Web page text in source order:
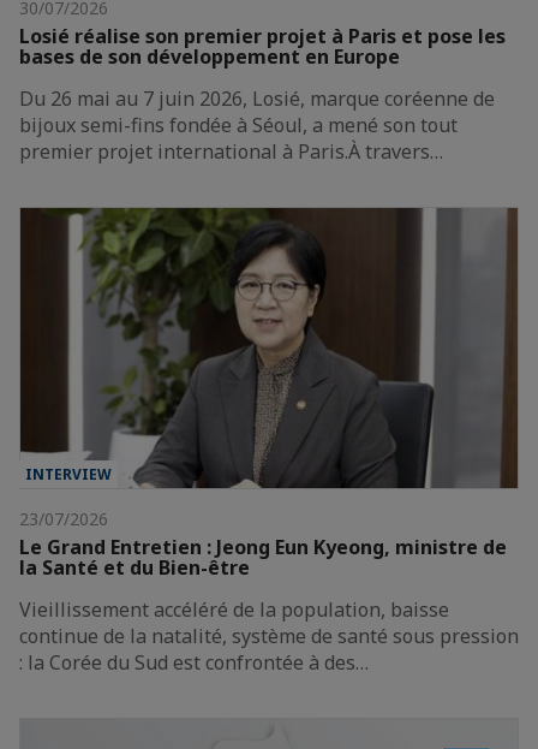
30/07/2026
Losié réalise son premier projet à Paris et pose les
bases de son développement en Europe
Du 26 mai au 7 juin 2026, Losié, marque coréenne de
bijoux semi-fins fondée à Séoul, a mené son tout
premier projet international à Paris.À travers…
INTERVIEW
23/07/2026
Le Grand Entretien : Jeong Eun Kyeong, ministre de
la Santé et du Bien-être
Vieillissement accéléré de la population, baisse
continue de la natalité, système de santé sous pression
: la Corée du Sud est confrontée à des…